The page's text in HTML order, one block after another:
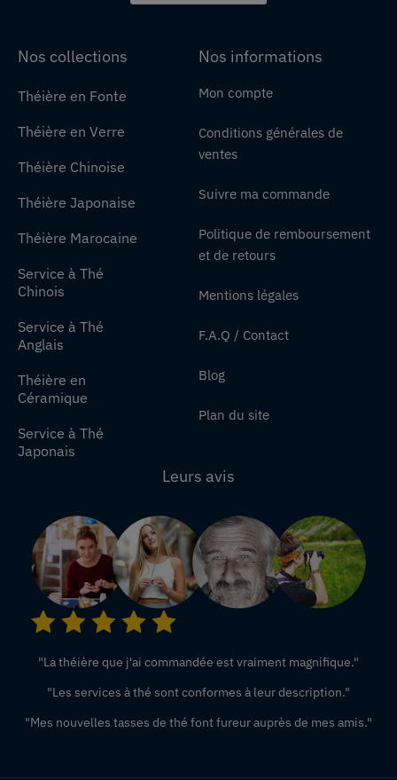
Nos collections
Théière en Fonte
Théière en Verre
Théière Chinoise
Théière Japonaise
Théière Marocaine
Service à Thé
Chinois
Service à Thé
Anglais
Théière en
Céramique
Service à Thé
Japonais
Nos informations
Mon compte
Conditions générales de
ventes
Suivre ma commande
Politique de remboursement
et de retours
Mentions légales
F.A.Q / Contact
Blog
Plan du site
Leurs avis
"La théière que j'ai commandée est vraiment magnifique."
"Les services à thé sont conformes à leur description."
"Mes nouvelles tasses de thé font fureur auprès de mes amis."